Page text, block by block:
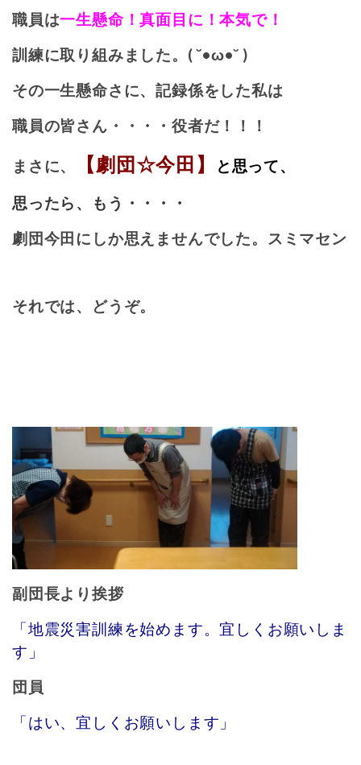
職員は一生懸命！真面目に！本気で！
訓練に取り組みました。( ˘•ω•˘ )
その一生懸命さに、記録係をした私は
職員の皆さん・・・・役者だ！！！
まさに、 【劇団☆今田】 と思って、
思ったら、もう・・・・
劇団今田にしか思えませんでした。スミマセン
それでは、どうぞ。
副団長より挨拶
「地震災害訓練を始めます。 宜しくお願いしま
す」
団員
「はい、宜しくお願いします」